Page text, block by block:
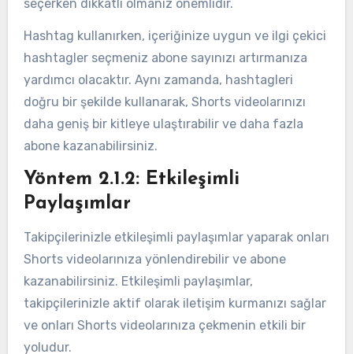
seçerken dikkatli olmanız önemlidir.
Hashtag kullanırken, içeriğinize uygun ve ilgi çekici
hashtagler seçmeniz abone sayınızı artırmanıza
yardımcı olacaktır. Aynı zamanda, hashtagleri
doğru bir şekilde kullanarak, Shorts videolarınızı
daha geniş bir kitleye ulaştırabilir ve daha fazla
abone kazanabilirsiniz.
Yöntem 2.1.2: Etkileşimli
Paylaşımlar
Takipçilerinizle etkileşimli paylaşımlar yaparak onları
Shorts videolarınıza yönlendirebilir ve abone
kazanabilirsiniz. Etkileşimli paylaşımlar,
takipçilerinizle aktif olarak iletişim kurmanızı sağlar
ve onları Shorts videolarınıza çekmenin etkili bir
yoludur.